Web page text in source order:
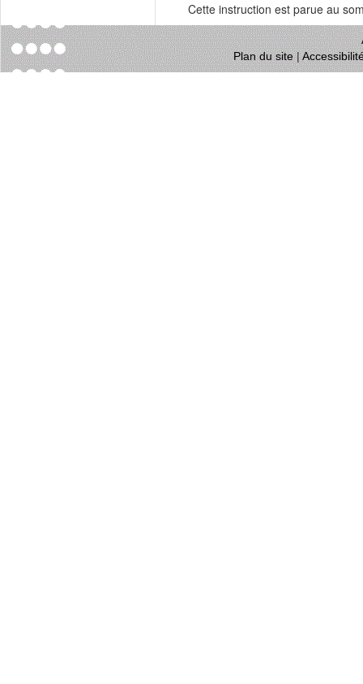
Cette instruction est parue au
Plan du site|